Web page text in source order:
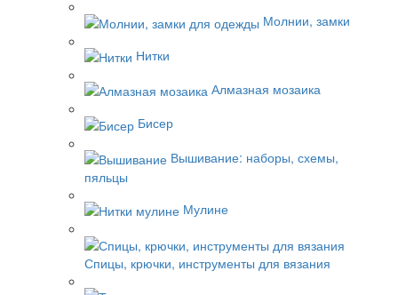
Молнии, замки
Нитки
Алмазная мозаика
Бисер
Вышивание: наборы, схемы,
пяльцы
Мулине
Спицы, крючки, инструменты для вязания